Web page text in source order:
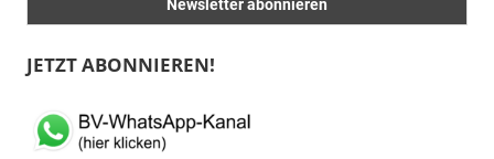
JETZT ABONNIEREN!